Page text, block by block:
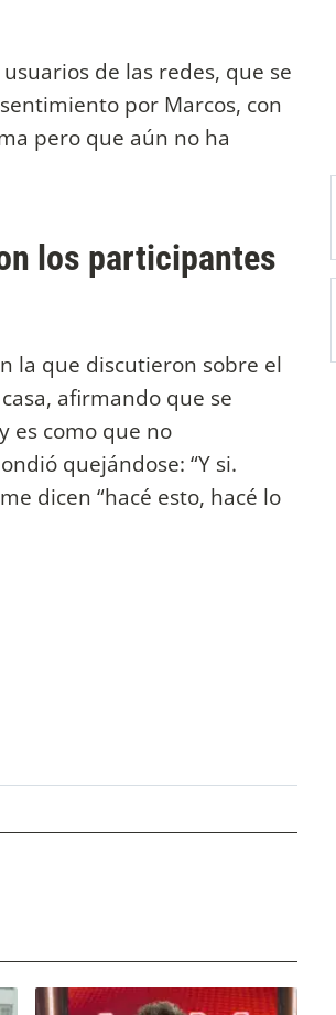
de las redes, que se
por Marcos, con
pero que aún no ha
los participantes
la que discutieron sobre el
afirmando que se
es como que no
quejándose: “Y si.
dicen “hacé esto, hacé lo